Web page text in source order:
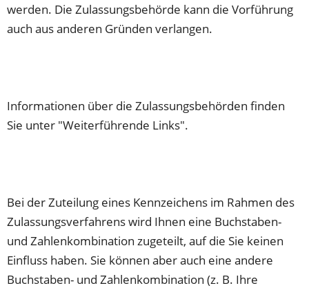
werden. Die Zulassungsbehörde kann die Vorführung
auch aus anderen Gründen verlangen.
Informationen über die Zulassungsbehörden finden
Sie unter "Weiterführende Links".
Bei der Zuteilung eines Kennzeichens im Rahmen des
Zulassungsverfahrens wird Ihnen eine Buchstaben-
und Zahlenkombination zugeteilt, auf die Sie keinen
Einfluss haben. Sie können aber auch eine andere
Buchstaben- und Zahlenkombination (z. B. Ihre